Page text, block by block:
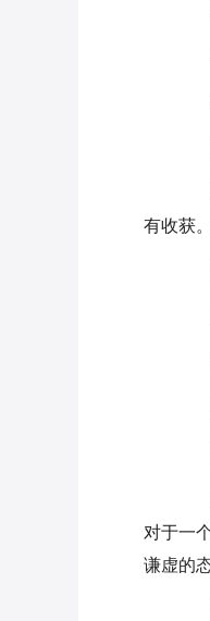
有收获。
对于一
谦虚的